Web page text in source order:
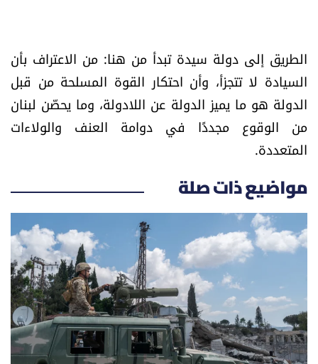
الطريق إلى دولة سيدة تبدأ من هنا: من الاعتراف بأن
السيادة لا تتجزأ، وأن احتكار القوة المسلحة من قبل
الدولة هو ما يميز الدولة عن اللادولة، وما يحصّن لبنان
من الوقوع مجددًا في دوامة العنف والولاءات
المتعددة.
مواضيع ذات صلة